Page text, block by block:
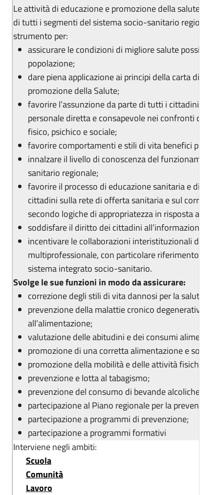
Le attività di educazione e promozione della salute
di tutti i segmenti del sistema socio-sanitario regionale
strumento per:
assicurare le condizioni di migliore salute possibile
popolazione;
dare piena applicazione ai principi della carta di
promozione della Salute;
favorire l’assunzione da parte di tutti i cittadini di
personale diretta e consapevole nei confronti del
fisico, psichico e sociale;
favorire comportamenti e stili di vita benefici per la
innalzare il livello di conoscenza del
sanitario regionale;
favorire il processo di educazione sanitaria e di
cittadini sulla rete di offerta sanitaria e sul corretto
secondo logiche di appropriatezza in risposta ai
soddisfare il diritto dei cittadini all’informazione;
incentivare le collaborazioni interistituzionali di
multiprofessionale, con particolare riferimento agli
sistema integrato socio-sanitario.
Svolge le sue funzioni in modo da assicurare:
correzione degli stili di vita dannosi per la salute;
prevenzione della malattie cronico degenerative
all’alimentazione;
valutazione delle abitudini e dei consumi alimentari;
promozione di una corretta alimentazione e
promozione della mobilità e delle attività fisiche;
prevenzione e lotta al tabagismo;
prevenzione del consumo di bevande alcoliche;
partecipazione al Piano regionale per la
partecipazione a programmi di prevenzione;
partecipazione a programmi formativi
Interviene negli ambiti:
Scuola
Comunità
Lavoro